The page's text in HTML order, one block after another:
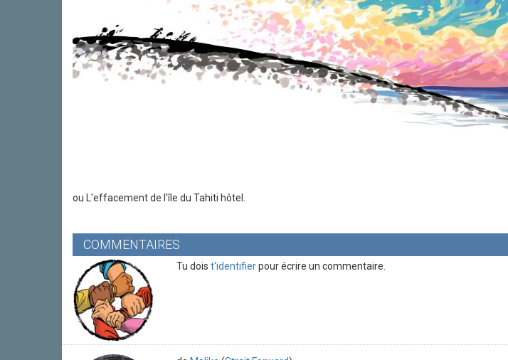
ou L'effacement de l'île du Tahiti hôtel.
COMMENTAIRES
Tu doist'identifierpour écrire un commentaire.